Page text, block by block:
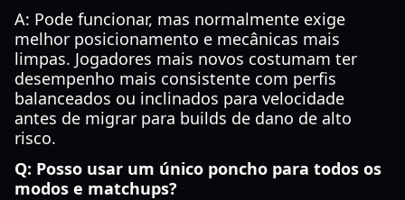
A: Pode funcionar, mas normalmente exige
melhor posicionamento e mecânicas mais
limpas. Jogadores mais novos costumam ter
desempenho mais consistente com perfis
balanceados ou inclinados para velocidade
antes de migrar para builds de dano de alto
risco.
Q: Posso usar um único poncho para todos os
modos e matchups?